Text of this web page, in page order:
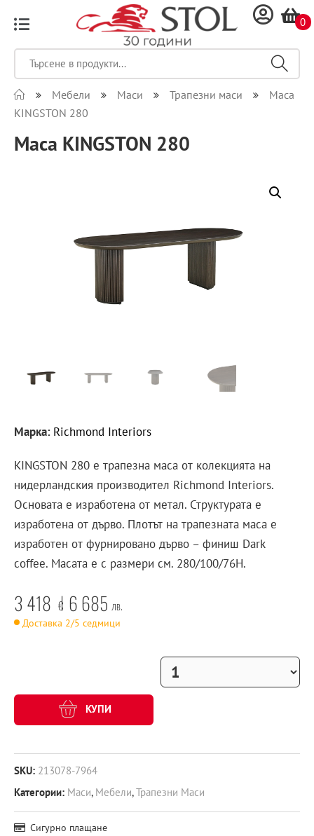
0
Мебели Маси Трапезни маси
Маса
KINGSTON 280
Маса KINGSTON 280
Марка: Richmond Interiors
KINGSTON 280 е трапезна маса от колекцията на
нидерландския производител Richmond Interiors.
Основата е изработена от метал. Структурата е
изработена от дърво. Плотът на трапезната маса е
изработен от фурнировано дърво – финиш Dark
coffee. Масата е с размери см. 280/100/76H.
3 418 € 6 685 лв.
Доставка 2/5 седмици
КУПИ
SKU: 213078-7964
Категории: Маси, Мебели,Трапезни Маси
Сигурно плащане